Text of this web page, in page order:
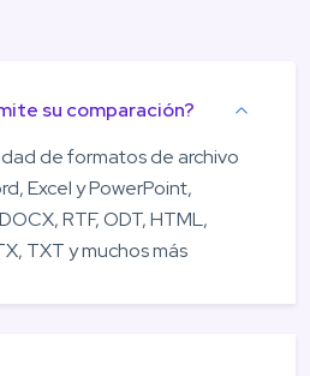
su comparación?
de formatos de archivo
Excel y PowerPoint,
RTF, ODT, HTML,
TXT y muchos más